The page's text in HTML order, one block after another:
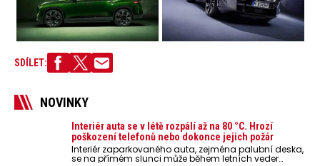
SDÍLET:
NOVINKY
Interiér auta se v létě rozpálí až na 80 °C. Hrozí
poškození telefonů nebo dokonce jejich požár
Interiér zaparkovaného auta, zejména palubní deska,
se na přímém slunci může během letních veder